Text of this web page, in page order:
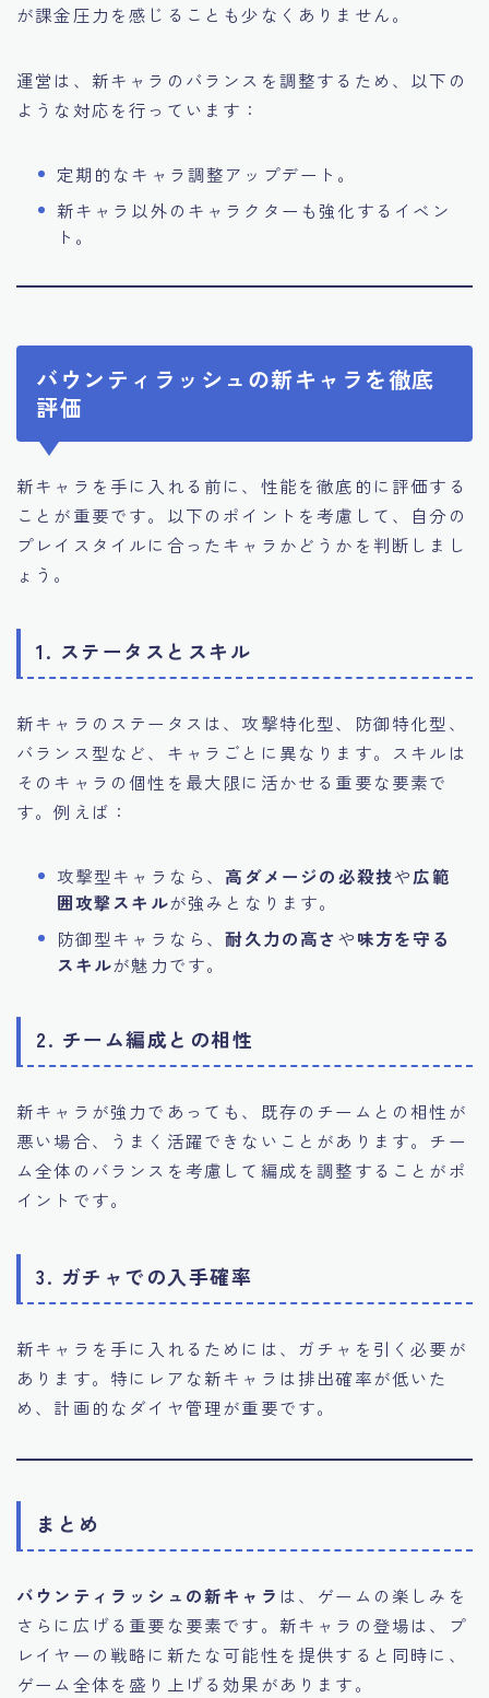
が課金圧力を感じることも少なくありません。
運営は、新キャラのバランスを調整するため、以下の
ような対応を行っています：
定期的なキャラ調整アップデート。
新キャラ以外のキャラクターも強化するイベン
ト。
バウンティラッシュの新キャラを徹底
評価
新キャラを手に入れる前に、性能を徹底的に評価する
ことが重要です。以下のポイントを考慮して、自分の
プレイスタイルに合ったキャラかどうかを判断しまし
ょう。
1. ステータスとスキル
新キャラのステータスは、攻撃特化型、防御特化型、
バランス型など、キャラごとに異なります。スキルは
そのキャラの個性を最大限に活かせる重要な要素で
す。例えば：
攻撃型キャラなら、 高ダメージの必殺技や広範
囲攻撃スキルが強みとなります。
防御型キャラなら、耐久力の高さや味方を守る
スキルが魅力です。
2. チーム編成との相性
新キャラが強力であっても、既存のチームとの相性が
悪い場合、うまく活躍できないことがあります。チー
ム全体のバランスを考慮して編成を調整することがポ
イントです。
3. ガチャでの入手確率
新キャラを手に入れるためには、ガチャを引く必要が
あります。特にレアな新キャラは排出確率が低いた
め、計画的なダイヤ管理が重要です。
まとめ
バウンティラッシュの新キャラ は、ゲームの楽しみを
さらに広げる重要な要素です。新キャラの登場は、プ
レイヤーの戦略に新たな可能性を提供すると同時に、
ゲーム全体を盛り上げる効果があります。